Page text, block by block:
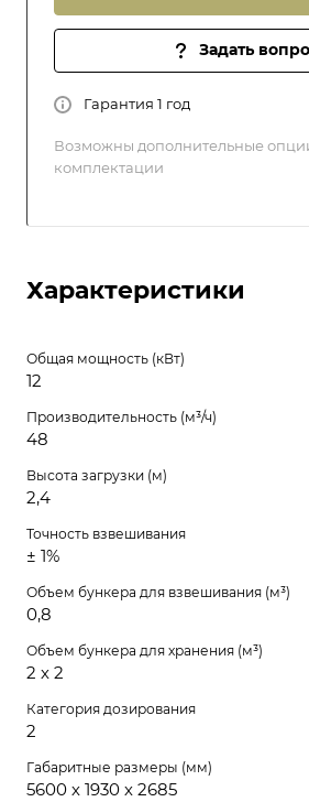
Задать
Гарантия 1 год
Возможны дополнительные
комплектации
Характеристики
Общая мощность (кВт)
12
Производительность (м³/ч)
48
Высота загрузки (м)
2,4
Точность взвешивания
± 1%
Объем бункера для взвешивания (м³)
0,8
Объем бункера для хранения (м³)
2 х 2
Категория дозирования
2
Габаритные размеры (мм)
5600 х 1930 х 2685